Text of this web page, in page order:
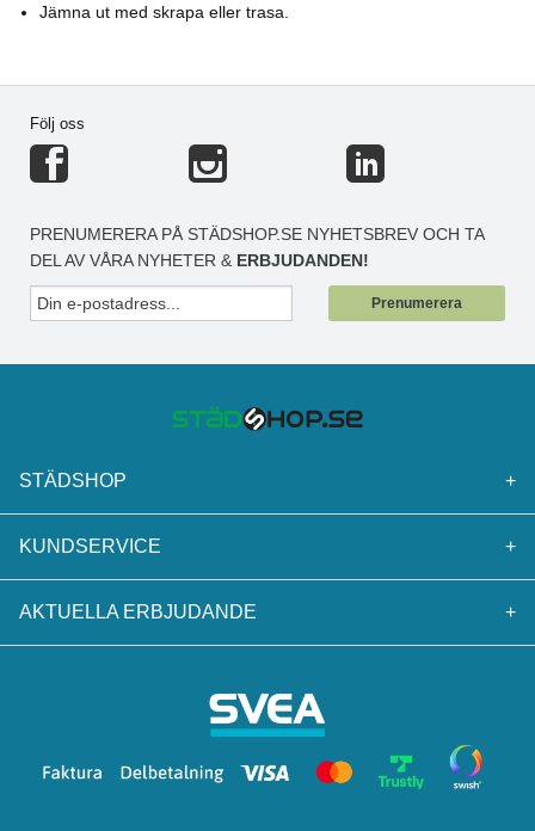
Jämna ut med skrapa eller trasa.
Följ oss
PRENUMERERA PÅ STÄDSHOP.SE NYHETSBREV OCH TA
DEL AV VÅRA NYHETER & ERBJUDANDEN!
Prenumerera
STÄDSHOP +
KUNDSERVICE +
AKTUELLA ERBJUDANDE +